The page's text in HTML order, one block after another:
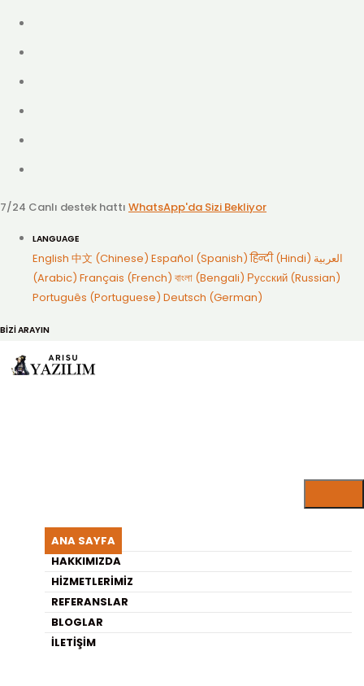
7/24 Canlı destek hattı WhatsApp'da Sizi Bekliyor
LANGUAGE
English 中文 (Chinese) Español (Spanish) हिन्दी (Hindi) العربية
(Arabic) Français (French) বাংলা (Bengali) Русский (Russian)
Português (Portuguese) Deutsch (German)
BİZİ ARAYIN
ANA SAYFA
HAKKIMIZDA
HIZMETLERIMIZ
REFERANSLAR
BLOGLAR
İLETIŞIM